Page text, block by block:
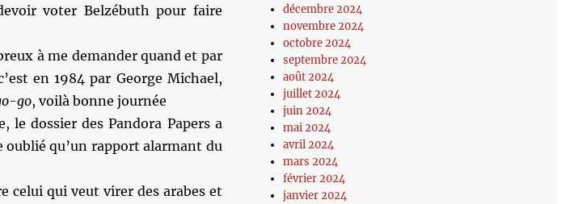
voter Belzébuth pour faire
à me demander quand et par
en 1984 par George Michael,
go, voilà bonne journée
le dossier des Pandora Papers a
qu’un rapport alarmant du
celui qui veut virer des arabes et
décembre 2024
novembre 2024
octobre 2024
septembre 2024
août 2024
juillet 2024
juin 2024
mai 2024
avril 2024
mars 2024
février 2024
janvier 2024